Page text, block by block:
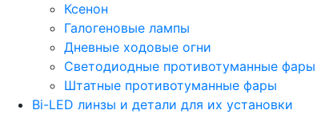
Ксенон
Галогеновые лампы
Дневные ходовые огни
Светодиодные противотуманные фары
Штатные противотуманные фары
Bi-LED линзы и детали для их установки